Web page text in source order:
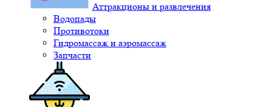
Аттракционы и развлечения
Водопады
Противотоки
Гидромассаж и аэромассаж
Запчасти